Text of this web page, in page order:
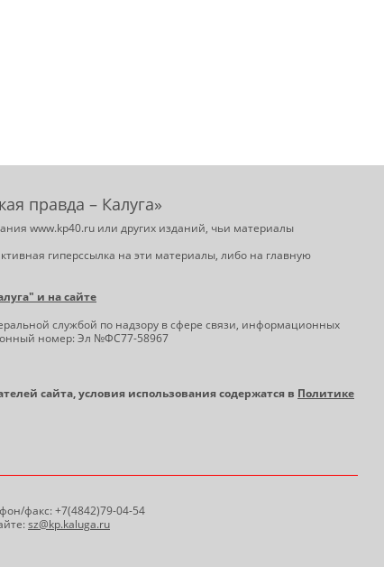
правда – Калуга»
www.kp40.ru или других изданий, чьи материалы
гиперссылка на эти материалы, либо на главную
и на сайте
службой по надзору в сфере связи, информационных
номер: Эл №ФС77-58967
сайта, условия использования содержатся в Политике
факс: +7(4842)79-04-54
sz@kp.kaluga.ru